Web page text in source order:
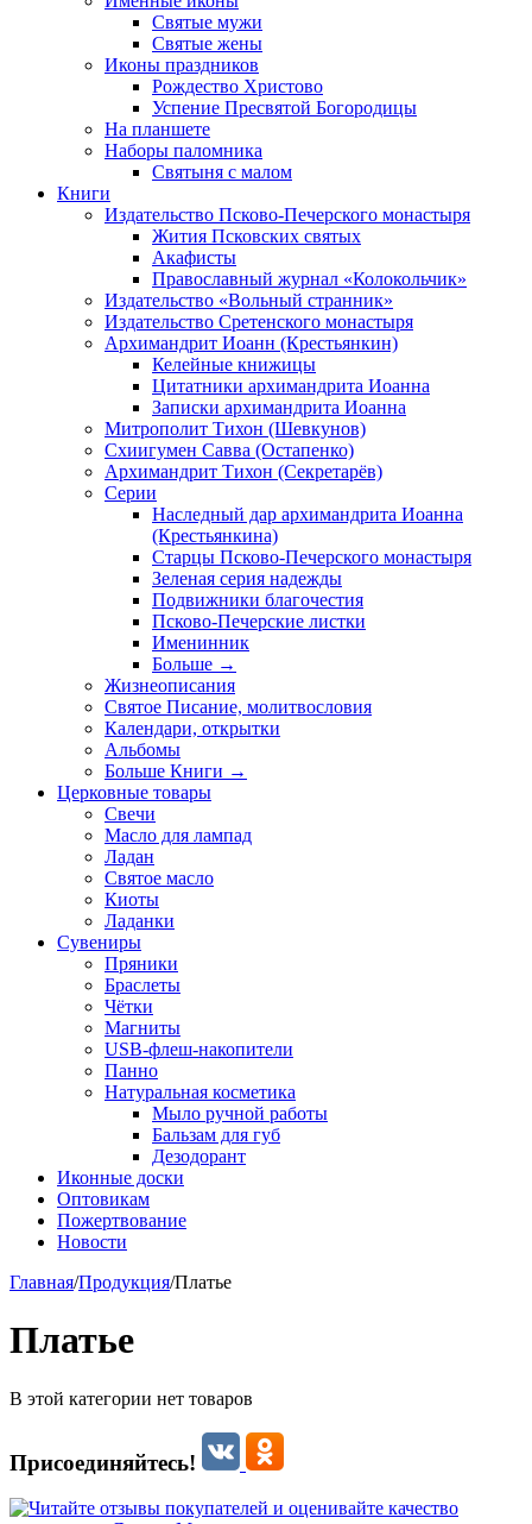
Святые мужи
Святые жены
Иконы праздников
Рождество Христово
Успение Пресвятой Богородицы
На планшете
Наборы паломника
Святыня с малом
Книги
Издательство Псково-Печерского монастыря
Жития Псковских святых
Акафисты
Православный журнал «Колокольчик»
Издательство «Вольный странник»
Издательство Сретенского монастыря
Архимандрит Иоанн (Крестьянкин)
Келейные книжицы
Цитатники архимандрита Иоанна
Записки архимандрита Иоанна
Митрополит Тихон (Шевкунов)
Схиигумен Савва (Остапенко)
Архимандрит Тихон (Секретарёв)
Серии
Наследный дар архимандрита Иоанна
(Крестьянкина)
Старцы Псково-Печерского монастыря
Зеленая серия надежды
Подвижники благочестия
Псково-Печерские листки
Именинник
Больше →
Жизнеописания
Святое Писание, молитвословия
Календари, открытки
Альбомы
Больше Книги →
Церковные товары
Свечи
Масло для лампад
Ладан
Святое масло
Киоты
Ладанки
Сувениры
Пряники
Браслеты
Чётки
Магниты
USB-флеш-накопители
Панно
Натуральная косметика
Мыло ручной работы
Бальзам для губ
Дезодорант
Иконные доски
Оптовикам
Пожертвование
Новости
Главная/Продукция/Платье
Платье
В этой категории нет товаров
Присоединяйтесь!